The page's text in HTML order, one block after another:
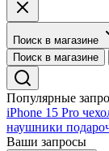
Поиск в магазине
Поиск в магазине
Популярные
iPhone 15 Pro
наушники
Ваши запросы